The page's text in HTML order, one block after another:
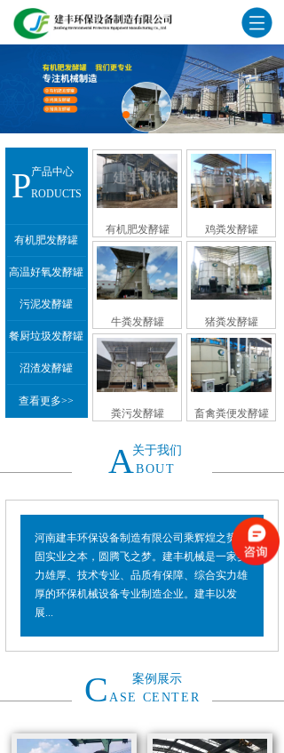
产品中心
PRODUCTS
有机肥发酵罐
高温好氧发酵罐
污泥发酵罐
餐厨垃圾发酵罐
沼渣发酵罐
查看更多>>
有机肥发酵罐 鸡粪发酵罐
牛粪发酵罐 猪粪发酵罐
粪污发酵罐 畜禽粪便发酵罐
关于我们
ABOUT
河南建丰环保设备制造有限公司乘辉煌之势，
固实业之本，圆腾飞之梦。建丰机械是一家实
力雄厚、技术专业、品质有保障、综合实力雄
厚的环保机械设备专业制造企业。建丰以发
展...
案例展示
C ASE CENTER